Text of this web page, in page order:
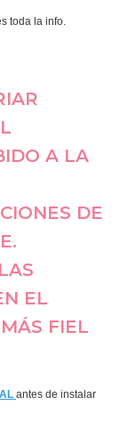
toda la info.
A LA
DE
EL
FIEL
antes de instalar